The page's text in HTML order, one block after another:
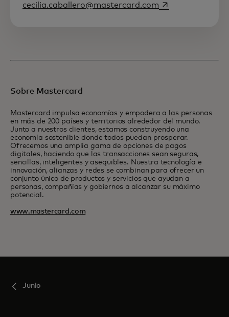
cecilia.caballero@mastercard.com se abre en una
Sobre Mastercard
Mastercard impulsa economías y empodera a las personas
en más de 200 países y territorios alrededor del mundo.
Junto a nuestros clientes, estamos construyendo una
economía sostenible donde todos puedan prosperar.
Ofrecemos una amplia gama de opciones de pagos
digitales, haciendo que las transacciones sean seguras,
sencillas, inteligentes y asequibles. Nuestra tecnología e
innovación, alianzas y redes se combinan para ofrecer un
conjunto único de productos y servicios que ayudan a
personas, compañías y gobiernos a alcanzar su máximo
potencial.
www.mastercard.com
Junio